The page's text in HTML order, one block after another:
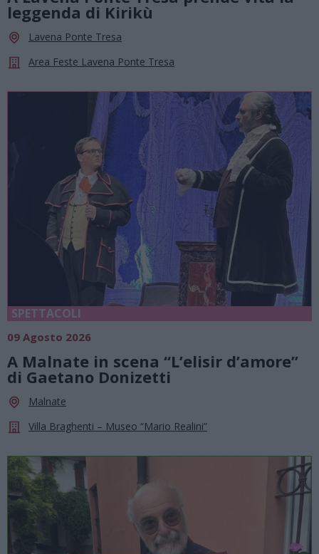
leggenda di Kirikù
Lavena Ponte Tresa
Area Feste Lavena Ponte Tresa
SPETTACOLI
09 Agosto 2026
A Malnate in scena “L’elisir d’amore”
di Gaetano Donizetti
Malnate
Villa Braghenti – Museo “Mario Realini”